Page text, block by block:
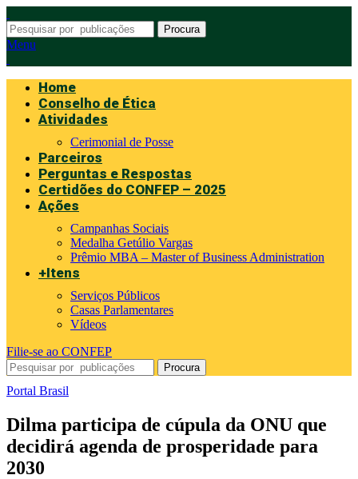
Procura
Menu
Home
Conselho de Ética
Atividades
Cerimonial de Posse
Parceiros
Perguntas e Respostas
Certidões do CONFEP – 2025
Ações
Campanhas Sociais
Medalha Getúlio Vargas
Prêmio MBA – Master of Business Administration
+Itens
Serviços Públicos
Casas Parlamentares
Vídeos
Filie-se ao CONFEP
Procura
Portal Brasil
Dilma participa de cúpula da ONU que
decidirá agenda de prosperidade para
2030